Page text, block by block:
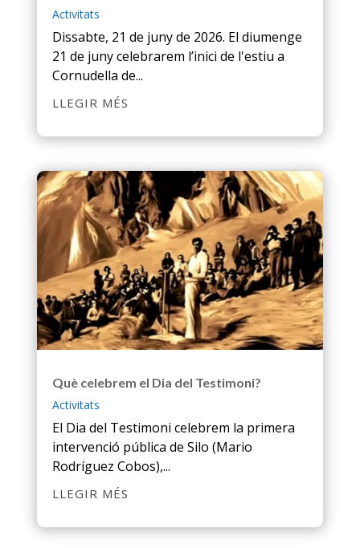
Activitats
Dissabte, 21 de juny de 2026. El diumenge
21 de juny celebrarem l’inici de l'estiu a
Cornudella de...
LLEGIR MÉS
Què celebrem el Dia del Testimoni?
Activitats
El Dia del Testimoni celebrem la primera
intervenció pública de Silo (Mario
Rodríguez Cobos),...
LLEGIR MÉS